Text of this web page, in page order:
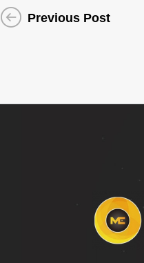
Previous Post